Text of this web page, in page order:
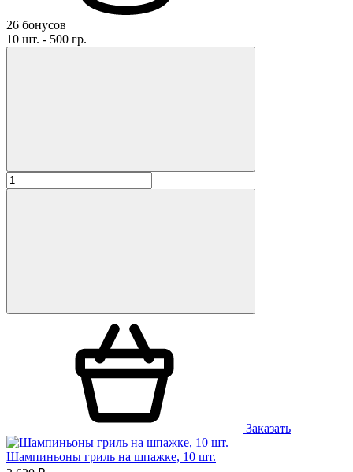
26 бонусов
10 шт. - 500 гр.
Заказать
Шампиньоны гриль на шпажке, 10 шт.